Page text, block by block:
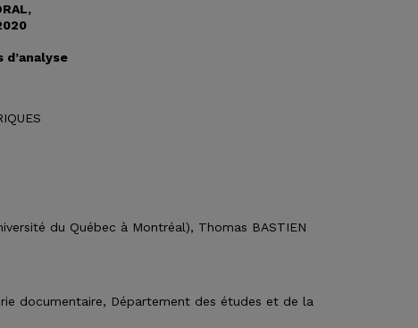
du Québec à Montréal), Thomas BASTIEN
documentaire, Département des études et de la